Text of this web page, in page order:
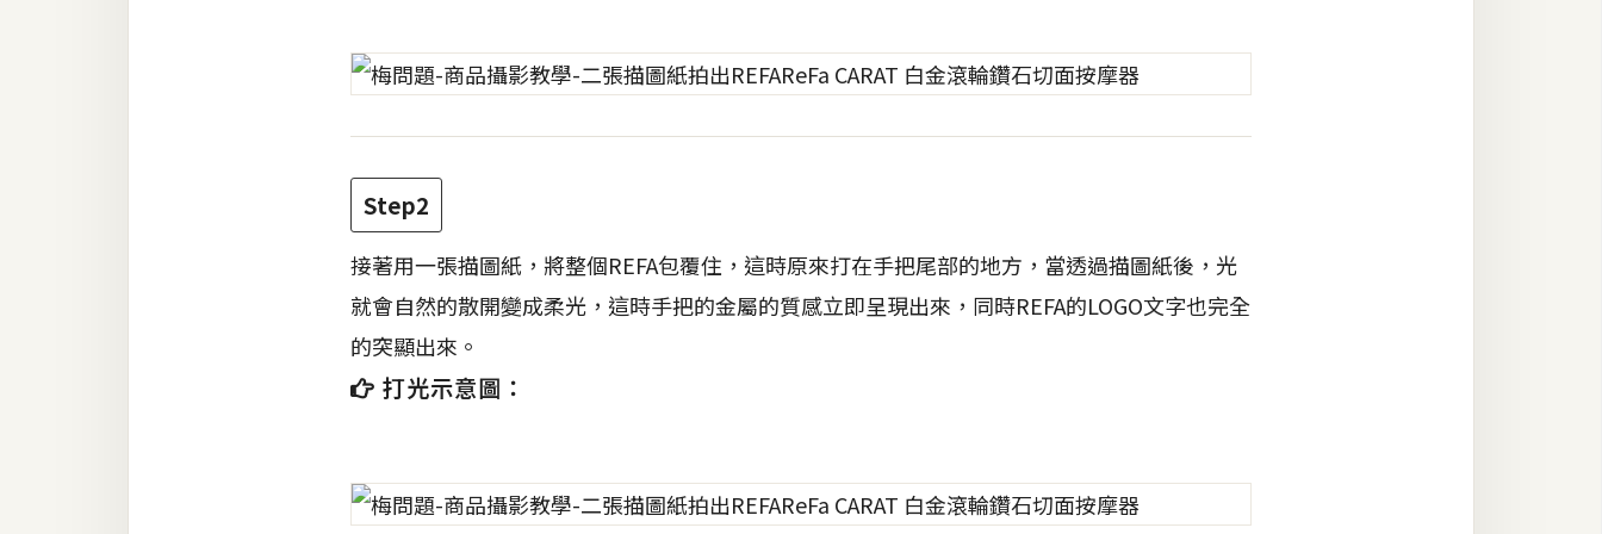
Step2
接著用一張描圖紙，將整個REFA包覆住，這時原來打在手把尾部的地方，當透過描圖紙後，光
就會自然的散開變成柔光，這時手把的金屬的質感立即呈現出來，同時REFA的LOGO文字也完全
的突顯出來。
打光示意圖：